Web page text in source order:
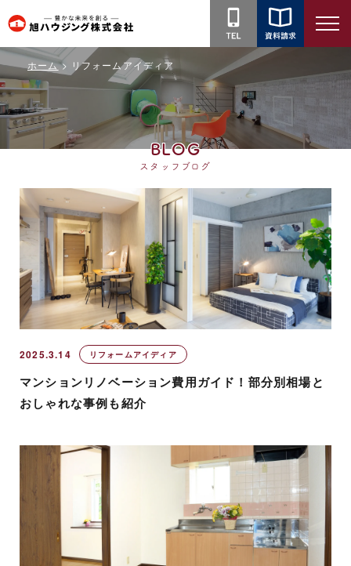
旭
ハ
ウ
ジ
ン
グ
会
社
ホーム リフォームアイディア
BLOG
スタッフブログ
2025.3.14 リフォームアイディア
マンションリノベーション費用ガイド！部分別相場と
おしゃれな事例も紹介